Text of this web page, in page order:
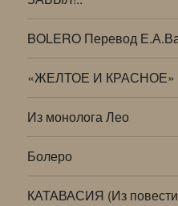
BOLERO Перевод
«ЖЕЛТОЕ И КРАСНОЕ»
Из монолога Лео
Болеро
КАТАВАСИЯ (Из